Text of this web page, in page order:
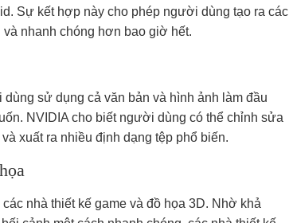
Sự kết hợp này cho phép người dùng tạo ra các
nhanh chóng hơn bao giờ hết.
sử dụng cả văn bản và hình ảnh làm đầu
NVIDIA cho biết người dùng có thể chỉnh sửa
xuất ra nhiều định dạng tệp phổ biến.
nhà thiết kế game và đồ họa 3D. Nhờ khả